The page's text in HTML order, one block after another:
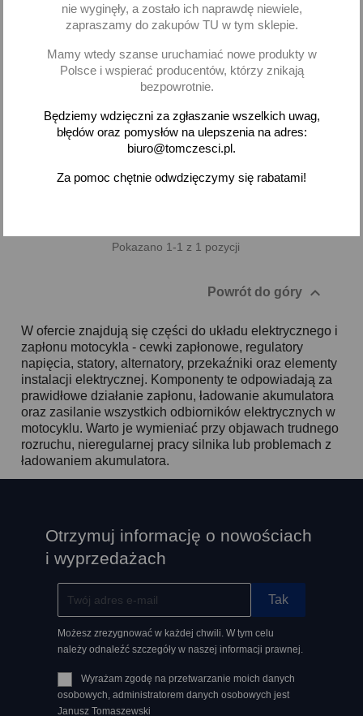
Kostka stacyjki VW Golf II
III Passat B3 B4 Polo
Transporter T4
18,88 zł brutto
Dodaj
- +
Pokazano 1-1 z 1 pozycji
Powrót do góry 
W ofercie znajdują się części do układu elektrycznego i
zapłonu motocykla - cewki zapłonowe, regulatory
napięcia, statory, alternatory, przekaźniki oraz elementy
instalacji elektrycznej. Komponenty te odpowiadają za
prawidłowe działanie zapłonu, ładowanie akumulatora
oraz zasilanie wszystkich odbiorników elektrycznych w
motocyklu. Warto je wymieniać przy objawach trudnego
rozruchu, nieregularnej pracy silnika lub problemach z
ładowaniem akumulatora.
Otrzymuj informację o nowościach
i wyprzedażach
Możesz zrezygnować w każdej chwili. W tym celu
należy odnaleźć szczegóły w naszej informacji prawnej.
Wyrażam zgodę na przetwarzanie moich danych
osobowych, administratorem danych osobowych jest
Janusz Tomaszewski
nie wyginęły, a zostało ich naprawdę niewiele,
zapraszamy do zakupów TU w tym sklepie.
Mamy wtedy szanse uruchamiać nowe produkty w
Polsce i wspierać producentów, którzy znikają
bezpowrotnie.
Będziemy wdzięczni za zgłaszanie wszelkich uwag,
błędów oraz pomysłów na ulepszenia na adres:
biuro@tomczesci.pl.
Za pomoc chętnie odwdzięczymy się rabatami!